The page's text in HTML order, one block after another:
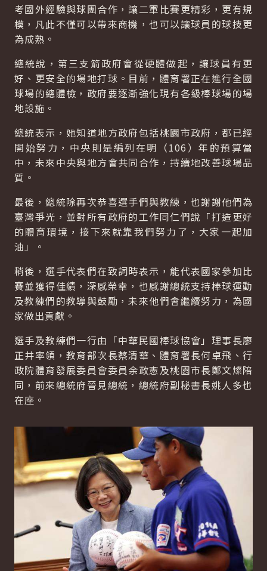
考國外經驗與球團合作，讓二軍比賽更精彩，更有規
模，凡此不僅可以帶來商機，也可以讓球員的球技更
為成熟。
總統說，第三支箭政府會從硬體做起，讓球員有更
好、更安全的場地打球。目前，體育署正在進行全國
球場的總體檢，政府要逐漸強化現有各級棒球場的場
地設施。
總統表示，她知道地方政府包括桃園市政府，都已經
開始努力，中央則是編列在明（106）年的預算當
中，未來中央與地方會共同合作，持續地改善球場品
質。
最後，總統除再次恭喜選手們與教練，也謝謝他們為
臺灣爭光，並對所有政府的工作同仁們說「打造更好
的體育環境，接下來就靠我們努力了，大家一起加
油」。
稍後，選手代表們在致詞時表示，能代表國家參加比
賽並獲得佳績，深感榮幸，也感謝總統支持棒球運動
及教練們的教導與鼓勵，未來他們會繼續努力，為國
家做出貢獻。
選手及教練們一行由「中華民國棒球協會」理事長廖
正井率領，教育部次長蔡清華、體育署長何卓飛、行
政院體育發展委員會委員余政憲及桃園市長鄭文燦陪
同，前來總統府晉見總統，總統府副秘書長姚人多也
在座。